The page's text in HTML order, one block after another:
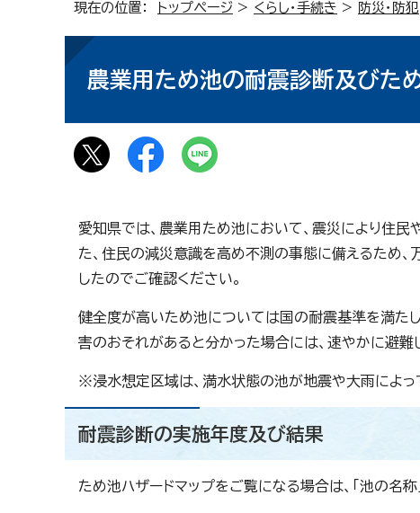
現在の位置： トップページ > くらし・手続き > 防災・防犯
農業用ため池の耐震診断及びた
愛知県では、農業用ため池において、震災により住
た、住民の減災意識を高め不測の事態に備えるため、
したのでご確認ください。
健全度が高いため池については国の耐震基準を満た
害のおそれがあると分かった場合には、速やかに避難
※浸水想定区域は、満水状態の池が地震や大雨によっ
耐震診断の実施年度及び結果
ため池ハザードマップをご覧になる場合は、「池の名称